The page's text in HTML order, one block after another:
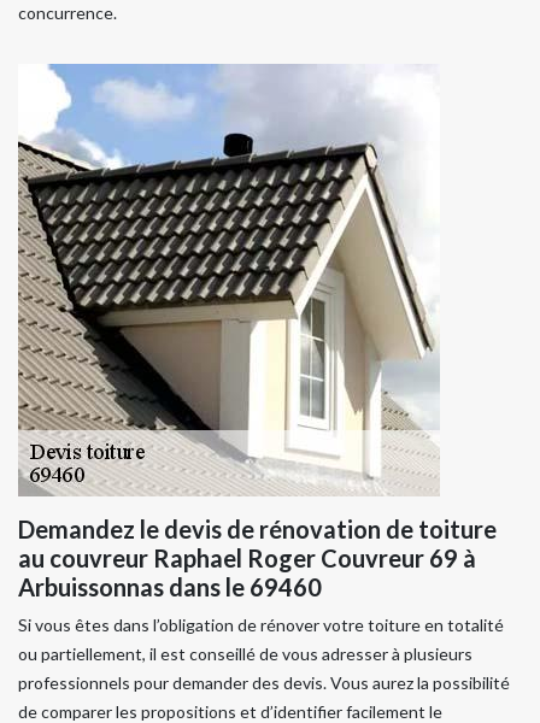
concurrence.
Demandez le devis de rénovation de toiture
au couvreur Raphael Roger Couvreur 69 à
Arbuissonnas dans le 69460
Si vous êtes dans l’obligation de rénover votre toiture en totalité
ou partiellement, il est conseillé de vous adresser à plusieurs
professionnels pour demander des devis. Vous aurez la possibilité
de comparer les propositions et d’identifier facilement le